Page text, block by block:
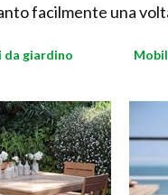
facilmente una
da giardino